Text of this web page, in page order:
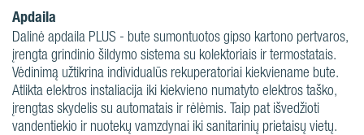
Apdaila
Dalinė apdaila PLUS - bute sumontuotos gipso kartono pertvaros,
įrengta grindinio šildymo sistema su kolektoriais ir termostatais.
Vėdinimą užtikrina individualūs rekuperatoriai kiekviename bute.
Atlikta elektros instaliacija iki kiekvieno numatyto elektros taško,
įrengtas skydelis su automatais ir rėlėmis. Taip pat išvedžioti
vandentiekio ir nuotekų vamzdynai iki sanitarinių prietaisų vietų.